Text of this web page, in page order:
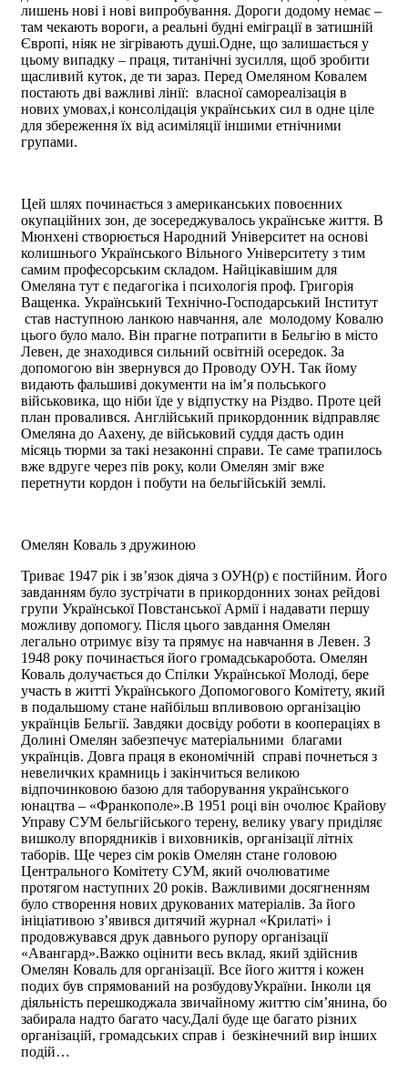
лишень нові і нові випробування. Дороги додому немає –
там чекають вороги, а реальні будні еміграції в затишній
Європі, ніяк не зігрівають душі.Одне, що залишається у
цьому випадку – праця, титанічні зусилля, щоб зробити
щасливий куток, де ти зараз. Перед Омеляном Ковалем
постають дві важливі лінії: власної самореалізація в
нових умовах,і консолідація українських сил в одне ціле
для збереження їх від асиміляції іншими етнічними
групами.
Цей шлях починається з американських повоєнних
окупаційних зон, де зосереджувалось українське життя. В
Мюнхені створюється Народний Університет на основі
колишнього Українського Вільного Університету з тим
самим професорським складом. Найцікавішим для
Омеляна тут є педагогіка і психологія проф. Григорія
Ващенка. Український Технічно-Господарський Інститут
став наступною ланкою навчання, але молодому Ковалю
цього було мало. Він прагне потрапити в Бельгію в місто
Левен, де знаходився сильний освітній осередок. За
допомогою він звернувся до Проводу ОУН. Так йому
видають фальшиві документи на ім’я польського
військовика, що ніби їде у відпустку на Різдво. Проте цей
план провалився. Англійський прикордонник відправляє
Омеляна до Аахену, де військовий суддя дасть один
місяць тюрми за такі незаконні справи. Те саме трапилось
вже вдруге через пів року, коли Омелян зміг вже
перетнути кордон і побути на бельгійській землі.
Омелян Коваль з дружиною
Триває 1947 рік і зв’язок діяча з ОУН(р) є постійним. Його
завданням було зустрічати в прикордонних зонах рейдові
групи Української Повстанської Армії і надавати першу
можливу допомогу. Після цього завдання Омелян
легально отримує візу та прямує на навчання в Левен. З
1948 року починається його громадськаробота. Омелян
Коваль долучається до Спілки Української Молоді, бере
участь в житті Українського Допомогового Комітету, який
в подальшому стане найбільш впливовою організацію
українців Бельгії. Завдяки досвіду роботи в коопераціях в
Долині Омелян забезпечує матеріальними благами
українців. Довга праця в економічній справі почнеться з
невеличких крамниць і закінчиться великою
відпочинковою базою для таборування українського
юнацтва – «Франкополе».В 1951 році він очолює Крайову
Управу СУМ бельгійського терену, велику увагу приділяє
вишколу впорядників і виховників, організації літніх
таборів. Ще через сім років Омелян стане головою
Центрального Комітету СУМ, який очолюватиме
протягом наступних 20 років. Важливими досягненням
було створення нових друкованих матеріалів. За його
ініціативою з’явився дитячий журнал «Крилаті» і
продовжувався друк давнього рупору організації
«Авангард».Важко оцінити весь вклад, який здійснив
Омелян Коваль для організації. Все його життя і кожен
подих був спрямований на розбудовуУкраїни. Інколи ця
діяльність перешкоджала звичайному життю сім’янина, бо
забирала надто багато часу.Далі буде ще багато різних
організацій, громадських справ і безкінечний вир інших
подій…